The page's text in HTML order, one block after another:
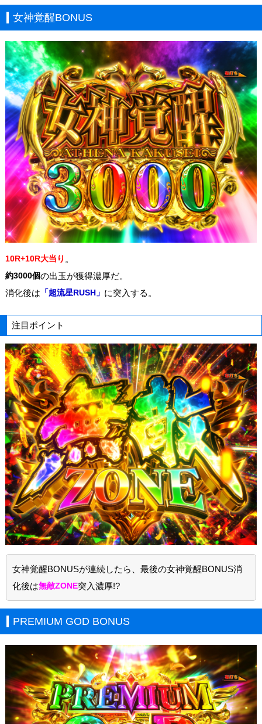
女神覚醒BONUS
10R+10R大当り 。
約3000個の出玉が獲得濃厚だ。
消化後は 「超流星RUSH」 に突入する。
注目ポイント
女神覚醒BONUSが連続したら、最後の女神覚醒BONUS消
化後は無敵ZONE突入濃厚!?
PREMIUM GOD BONUS